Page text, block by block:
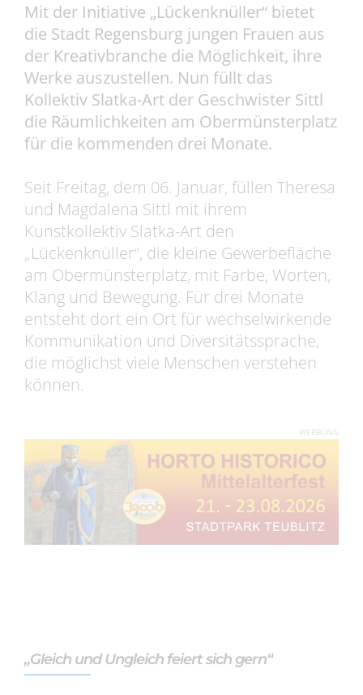
Mit der Initiative „Lückenknüller“ bietet
die Stadt Regensburg jungen Frauen aus
der Kreativbranche die Möglichkeit, ihre
Werke auszustellen. Nun füllt das
Kollektiv Slatka-Art der Geschwister Sittl
die Räumlichkeiten am Obermünsterplatz
für die kommenden drei Monate.
Seit Freitag, dem 06. Januar, füllen Theresa
und Magdalena Sittl mit ihrem
Kunstkollektiv Slatka-Art den
„Lückenknüller“, die kleine Gewerbefläche
am Obermünsterplatz, mit Farbe, Worten,
Klang und Bewegung. Für drei Monate
entsteht dort ein Ort für wechselwirkende
Kommunikation und Diversitätssprache,
die möglichst viele Menschen verstehen
können.
WERBUNG
„Gleich und Ungleich feiert sich gern“